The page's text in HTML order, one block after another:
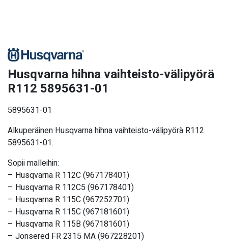
Husqvarna hihna vaihteisto-välipyörä
R112 5895631-01
5895631-01
Alkuperäinen Husqvarna hihna vaihteisto-välipyörä R112
5895631-01.
Sopii malleihin:
– Husqvarna R 112C (967178401)
– Husqvarna R 112C5 (967178401)
– Husqvarna R 115C (967252701)
– Husqvarna R 115C (967181601)
– Husqvarna R 115B (967181601)
– Jonsered FR 2315 MA (967228201)